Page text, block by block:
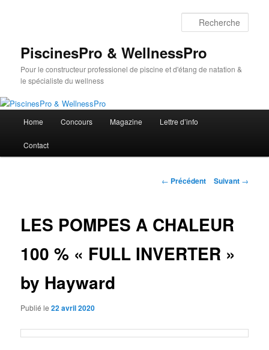
PiscinesPro & WellnessPro
Pour le constructeur professionel de piscine et d'étang de natation &
le spécialiste du wellness
principal
Home Concours Magazine Lettre d’info
Contact
Navigation
← Précédent Suivant →
LES POMPES A CHALEUR
100 % « FULL INVERTER »
by Hayward
Publié le22 avril 2020